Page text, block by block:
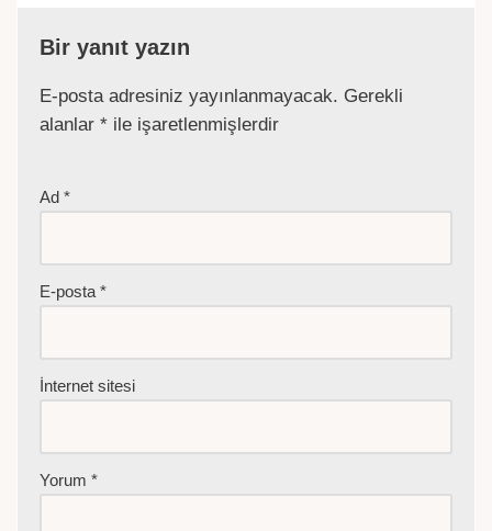
Bir yanıt yazın
E-posta adresiniz yayınlanmayacak. Gerekli
alanlar * ile işaretlenmişlerdir
Ad *
E-posta *
İnternet sitesi
Yorum *